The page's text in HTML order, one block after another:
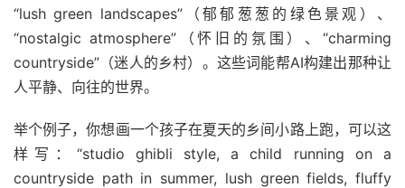
“lush green landscapes”（郁郁葱葱的绿色景观）、
“nostalgic atmosphere”（怀旧的氛围）、“charming
countryside”（迷人的乡村）。这些词能帮AI构建出那种让
人平静、向往的世界。
举个例子，你想画一个孩子在夏天的乡间小路上跑，可以这
样写：“studio ghibli style, a child running on a
countryside path in summer, lush green fields, fluffy